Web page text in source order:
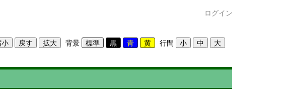
ログイン
背景 行間